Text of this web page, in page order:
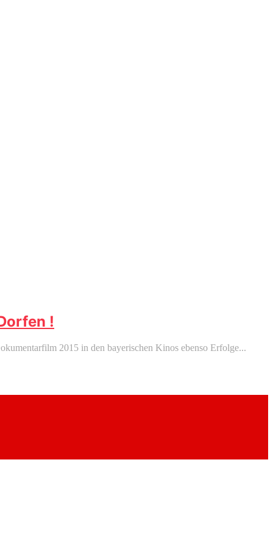
!
2015 in den bayerischen Kinos ebenso Erfolge...